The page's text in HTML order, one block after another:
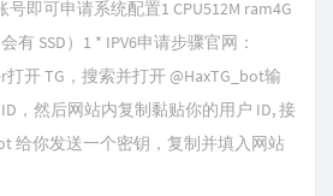
即可申请系统配置1 CPU512M ram4G
有 SSD）1 * IPV6申请步骤官网：
开 TG，搜索并打开 @HaxTG_bot输
，然后网站内复制黏贴你的用户 ID, 接
给你发送一个密钥，复制并填入网站